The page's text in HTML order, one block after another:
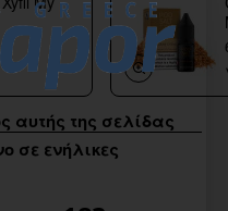
αυτής της σελίδας
σε ενήλικες